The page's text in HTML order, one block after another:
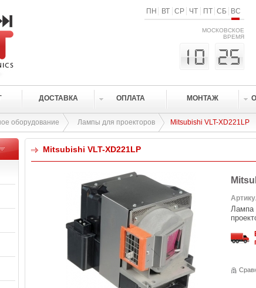
ПН ВТ СР ЧТ ПТ СБ ВС
МОСКОВСКОЕ
ВРЕМЯ
ДОСТАВКА ОПЛАТА МОНТАЖ
оборудование Лампы для проекторов Mitsubishi VLT-XD221LP
Mitsubishi VLT-XD221LP
Лампа